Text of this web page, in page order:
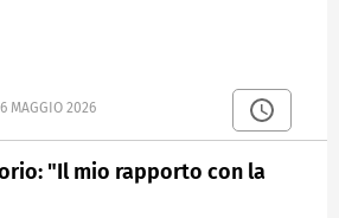
MAGGIO 2026
"Il mio rapporto con la